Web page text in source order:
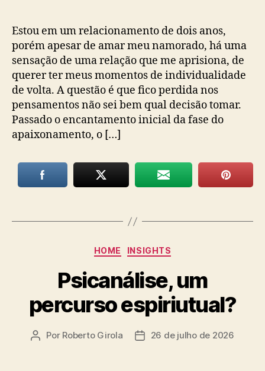
Estou em um relacionamento de dois anos,
porém apesar de amar meu namorado, há uma
sensação de uma relação que me aprisiona, de
querer ter meus momentos de individualidade
de volta. A questão é que fico perdida nos
pensamentos não sei bem qual decisão tomar.
Passado o encantamento inicial da fase do
apaixonamento, o […]
Categorias
HOME INSIGHTS
Psicanálise, um
percurso espiriutual?
Autor
Por Roberto Girola
Data26 de julho de 2026